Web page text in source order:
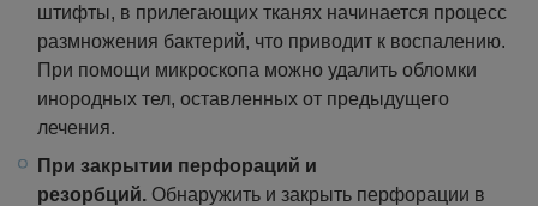
штифты, в прилегающих тканях начинается процесс
размножения бактерий, что приводит к воспалению.
При помощи микроскопа можно удалить обломки
инородных тел, оставленных от предыдущего
лечения.
При закрытии перфораций и
резорбций. Обнаружить и закрыть перфорации в